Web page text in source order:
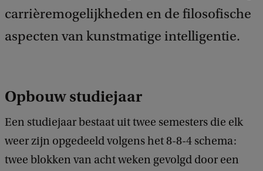
carrièremogelijkheden en de filosofische
aspecten van kunstmatige intelligentie.
Opbouw studiejaar
Een studiejaar bestaat uit twee semesters die elk
weer zijn opgedeeld volgens het 8-8-4 schema:
twee blokken van acht weken gevolgd door een